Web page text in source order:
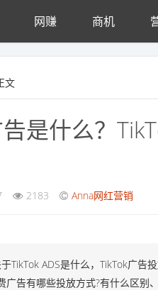
网赚 商机
文
是什么？
2183 Anna网红营销
TikTok ADS是什么，TikTok广告
广告有哪些投放方式?有什么区别